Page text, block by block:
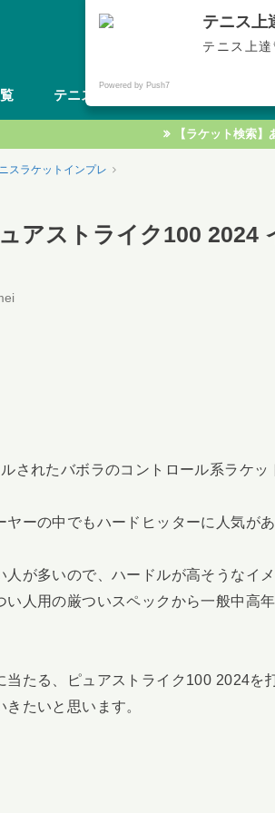
テ
テニスギア
【ラケット検索
スラケットインプレ
ュアストライク100 2024
されたバボラのコントロール系ラケッ
ーの中でもハードヒッターに人気が
人が多いので、ハードルが高そうなイ
い人用の厳ついスペックから一般中高
当たる、ピュアストライク100 2024を
たいと思います。
テニス上
テニス上
Powered by Push7